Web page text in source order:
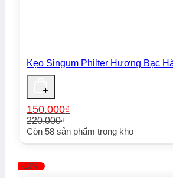
Kẹo Singum Philter Hương Bạc
220.000₫
Giá
220.000₫.
150.000₫
Giá
là:
150.000₫.
Còn 58 sản phẩm trong kho
-13%